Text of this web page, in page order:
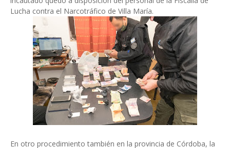
Lucha contra el Narcotráfico de Villa María.
En otro procedimiento también en la provincia de Córdoba, la